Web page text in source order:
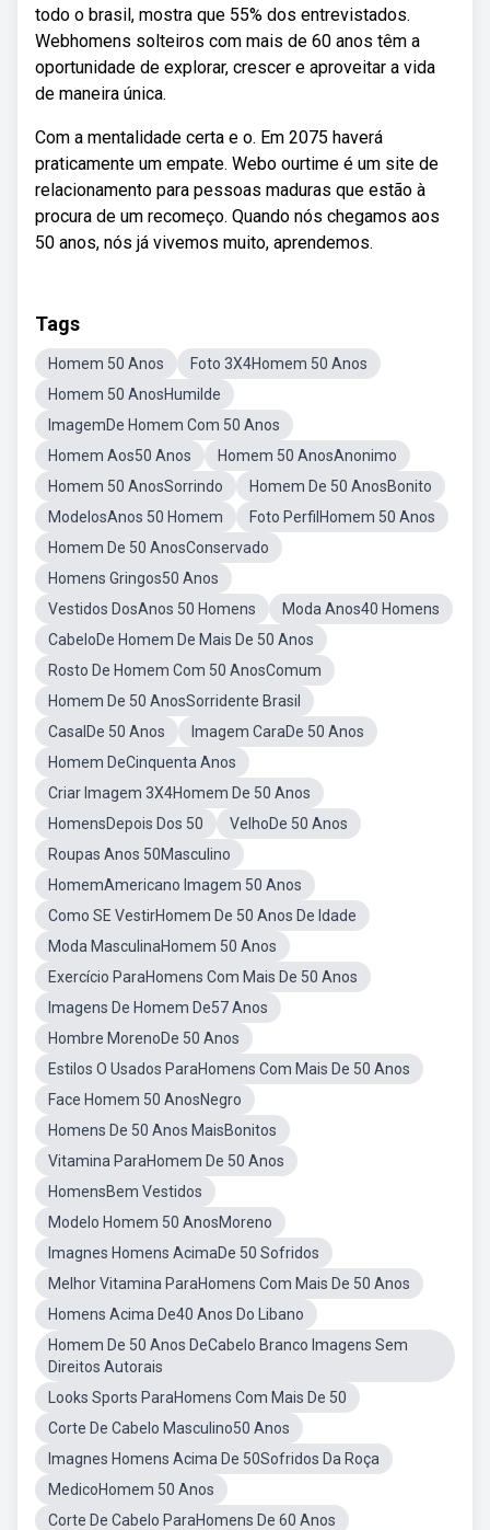
todo o brasil, mostra que 55% dos entrevistados.
Webhomens solteiros com mais de 60 anos têm a
oportunidade de explorar, crescer e aproveitar a vida
de maneira única.
Com a mentalidade certa e o. Em 2075 haverá
praticamente um empate. Webo ourtime é um site de
relacionamento para pessoas maduras que estão à
procura de um recomeço. Quando nós chegamos aos
50 anos, nós já vivemos muito, aprendemos.
Tags
Homem 50 Anos
Foto 3X4Homem 50 Anos
Homem 50 AnosHumilde
ImagemDe Homem Com 50 Anos
Homem Aos50 Anos
Homem 50 AnosAnonimo
Homem 50 AnosSorrindo
Homem De 50 AnosBonito
ModelosAnos 50 Homem
Foto PerfilHomem 50 Anos
Homem De 50 AnosConservado
Homens Gringos50 Anos
Vestidos DosAnos 50 Homens
Moda Anos40 Homens
CabeloDe Homem De Mais De 50 Anos
Rosto De Homem Com 50 AnosComum
Homem De 50 AnosSorridente Brasil
CasalDe 50 Anos
Imagem CaraDe 50 Anos
Homem DeCinquenta Anos
Criar Imagem 3X4Homem De 50 Anos
HomensDepois Dos 50
VelhoDe 50 Anos
Roupas Anos 50Masculino
HomemAmericano Imagem 50 Anos
Como SE VestirHomem De 50 Anos De Idade
Moda MasculinaHomem 50 Anos
Exercício ParaHomens Com Mais De 50 Anos
Imagens De Homem De57 Anos
Hombre MorenoDe 50 Anos
Estilos O Usados ParaHomens Com Mais De 50 Anos
Face Homem 50 AnosNegro
Homens De 50 Anos MaisBonitos
Vitamina ParaHomem De 50 Anos
HomensBem Vestidos
Modelo Homem 50 AnosMoreno
Imagnes Homens AcimaDe 50 Sofridos
Melhor Vitamina ParaHomens Com Mais De 50 Anos
Homens Acima De40 Anos Do Libano
Homem De 50 Anos DeCabelo Branco Imagens Sem
Direitos Autorais
Looks Sports ParaHomens Com Mais De 50
Corte De Cabelo Masculino50 Anos
Imagnes Homens Acima De 50Sofridos Da Roça
MedicoHomem 50 Anos
Corte De Cabelo ParaHomens De 60 Anos